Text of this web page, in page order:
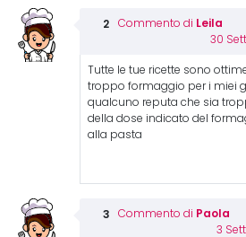
Commento di Leila
30
Tutte le tue ricette sono
troppo formaggio per i miei
qualcuno reputa che sia
della dose indicato del
alla pasta
Commento di Paola
3